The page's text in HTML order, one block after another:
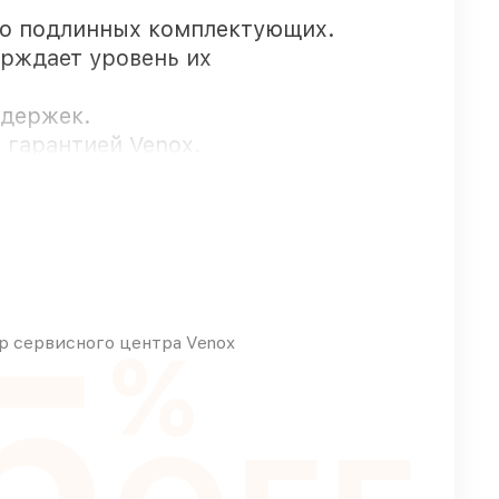
подлинных комплектующих.
уровень их
Venox.
оперативно
любых финансовых возможностей
сервисного центра Venox